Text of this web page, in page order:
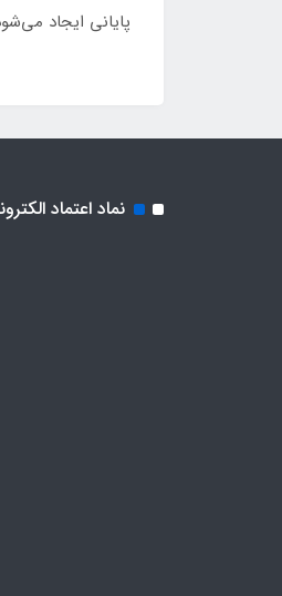
پایانی ایجاد
نماد اعتماد